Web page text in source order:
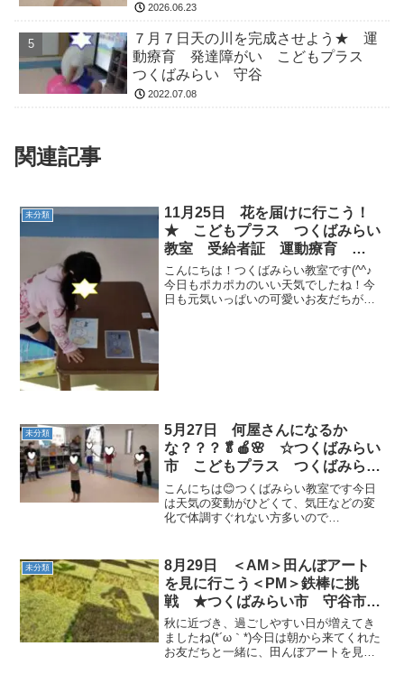
2026.06.23
７月７日天の川を完成させよう★ 運
動療育 発達障がい こどもプラス
つくばみらい 守谷
2022.07.08
関連記事
未分類
11月25日 花を届けに行こう！
★ こどもプラス つくばみらい
教室 受給者証 運動療育
ADHD 放課後等デイサービス
こんにちは！つくばみらい教室です(^^♪
今日もポカポカのいい天気でしたね！今
日も元気いっぱいの可愛いお友だちが遊
未分類
5月27日 何屋さんになるか
な？？？🥬🍎🌸 ☆つくばみらい
市 こどもプラス つくばみらい
教室 運動療育 運動遊び 放課
後等デイサービス 受給者証 発
達支援
こんにちは😊つくばみらい教室です今日
は天気の変動がひどくて、気圧などの変
化で体調すぐれない方多いので
てくれました！！今日の運動プログラム
はラジオ体操 ゴーストップ鬼ごっ...
未分類
8月29日 ＜AM＞田んぼアート
を見に行こう＜PM＞鉄棒に挑
戦 ★つくばみらい市 守谷市
こどもプラスつくばみらい教室
運動療育 運動遊び 放課後等デ
イサービス 受給者証
秋に近づき、過ごしやすい日が増えてき
ましたね(*´ω｀*)今日は朝から来てくれた
お友だちと一緒に、田んぼアートを見に